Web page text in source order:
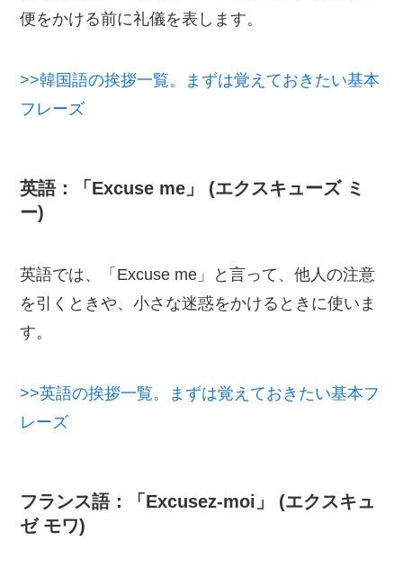
便をかける前に礼儀を表します。
>>韓国語の挨拶一覧。まずは覚えておきたい基本
フレーズ
英語：「Excuse me」 (エクスキューズ ミ
ー)
英語では、「Excuse me」と言って、他人の注意
を引くときや、小さな迷惑をかけるときに使いま
す。
>>英語の挨拶一覧。まずは覚えておきたい基本フ
レーズ
フランス語：「Excusez-moi」 (エクスキュ
ゼ モワ)